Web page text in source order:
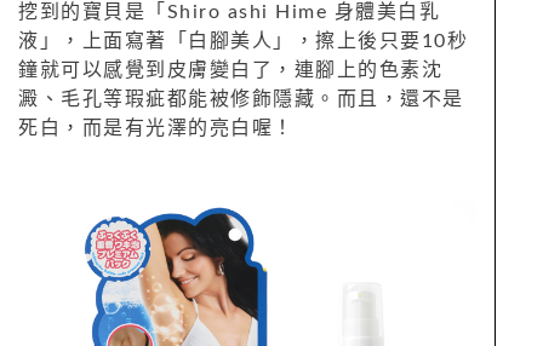
挖到的寶貝是「Shiro ashi Hime 身體美白乳
液」，上面寫著「白腳美人」，擦上後只要10秒
鐘就可以感覺到皮膚變白了，連腳上的色素沈
澱、毛孔等瑕疵都能被修飾隱藏。而且，還不是
死白，而是有光澤的亮白喔！